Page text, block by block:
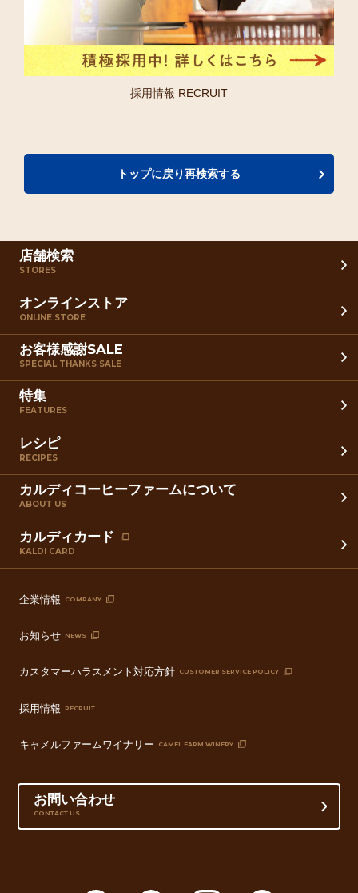
採用情報 RECRUIT
トップに戻り再検索する
店舗検索
STORES
オンラインストア
ONLINE STORE
お客様感謝SALE
SPECIAL THANKS SALE
特集
FEATURES
レシピ
RECIPES
カルディコーヒーファームについて
ABOUT US
カルディカード
KALDI CARD
企業情報 COMPANY
お知らせ NEWS
カスタマーハラスメント対応方針 CUSTOMER SERVICE POLICY
採用情報 RECRUIT
キャメルファームワイナリー CAMEL FARM WINERY
お問い合わせ
CONTACT US